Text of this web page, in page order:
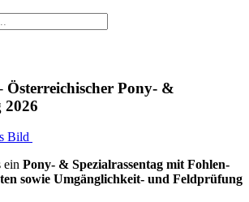
Österreichischer Pony- &
2026
Bild
ein Pony- & Spezialrassentag mit Fohlen-
sowie Umgänglichkeit- und Feldprüfung